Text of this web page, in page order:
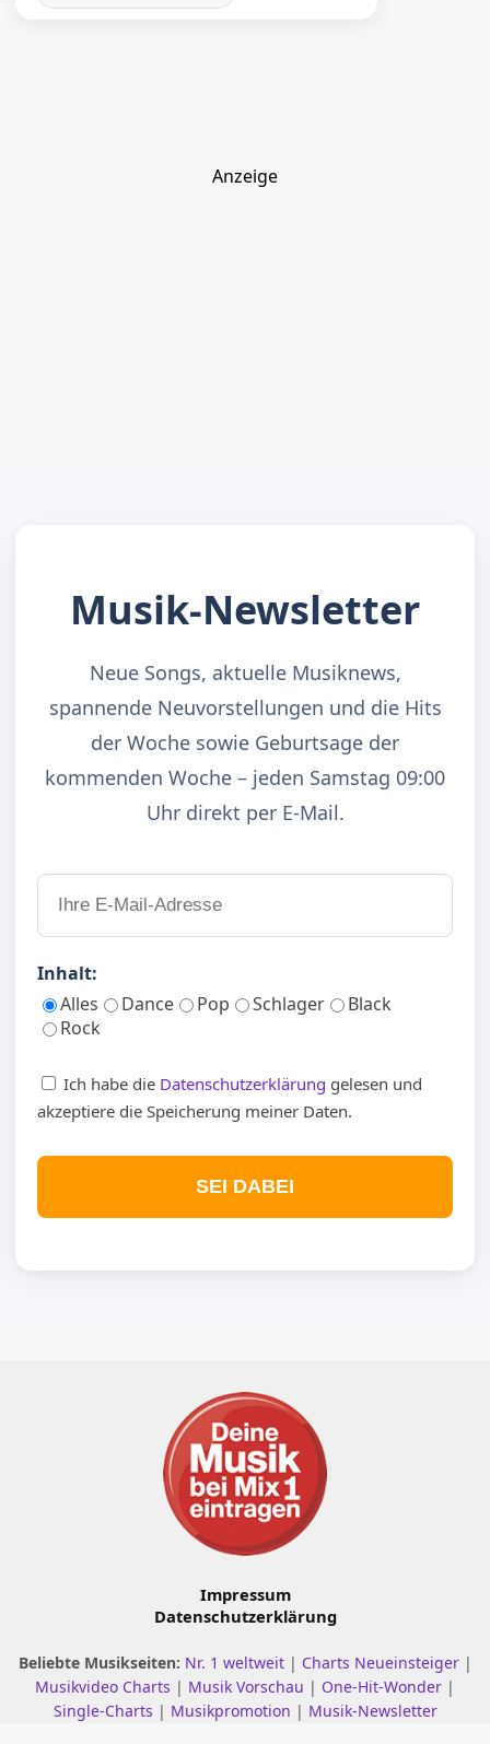
Anzeige
Musik-Newsletter
Neue Songs, aktuelle Musiknews,
spannende Neuvorstellungen und die Hits
der Woche sowie Geburtsage der
kommenden Woche – jeden Samstag 09:00
Uhr direkt per E-Mail.
Inhalt:
Alles
Dance Pop Schlager
Black
Rock
Ich habe die Datenschutzerklärung gelesen und
akzeptiere die Speicherung meiner Daten.
SEI DABEI
Impressum
Datenschutzerklärung
Beliebte Musikseiten: Nr. 1 weltweit | Charts Neueinsteiger |
Musikvideo Charts | Musik Vorschau | One-Hit-Wonder |
Single-Charts | Musikpromotion | Musik-Newsletter